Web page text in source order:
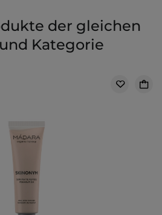
der gleichen
Kategorie